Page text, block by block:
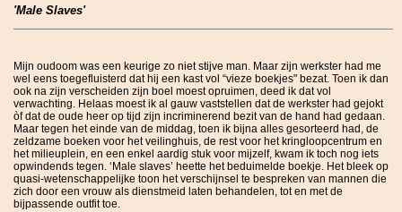
'Male Slaves'
Mijn oudoom was een keurige zo niet stijve man. Maar zijn werkster had me
wel eens toegefluisterd dat hij een kast vol “vieze boekjes" bezat. Toen ik dan
ook na zijn verscheiden zijn boel moest opruimen, deed ik dat vol
verwachting. Helaas moest ik al gauw vaststellen dat de werkster had gejokt
òf dat de oude heer op tijd zijn incriminerend bezit van de hand had gedaan.
Maar tegen het einde van de middag, toen ik bijna alles gesorteerd had, de
zeldzame boeken voor het veilinghuis, de rest voor het kringloopcentrum en
het milieuplein, en een enkel aardig stuk voor mijzelf, kwam ik toch nog iets
opwindends tegen. ‘Male slaves’ heette het beduimelde boekje. Het bleek op
quasi-wetenschappelijke toon het verschijnsel te bespreken van mannen die
zich door een vrouw als dienstmeid laten behandelen, tot en met de
bijpassende outfit toe.